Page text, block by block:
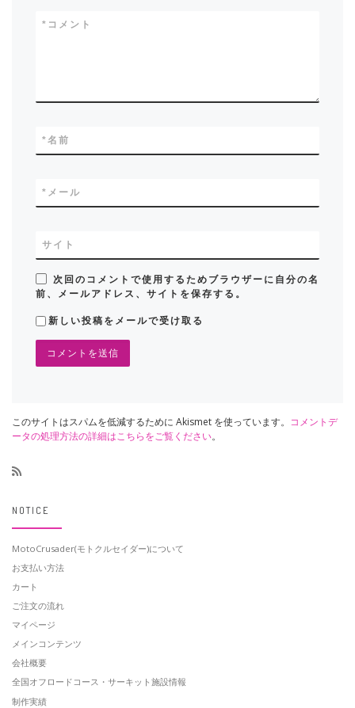
コメント
*
名前
*
メール
*
サイト
次回のコメントで使用するためブラウザーに自分の名
前、メールアドレス、サイトを保存する。
新しい投稿をメールで受け取る
このサイトはスパムを低減するために Akismet を使っています。 コメントデ
ータの処理方法の詳細はこちらをご覧ください。
NOTICE
MotoCrusader(モトクルセイダー)について
お支払い方法
カート
ご注文の流れ
マイページ
メインコンテンツ
会社概要
全国オフロードコース・サーキット施設情報
制作実績